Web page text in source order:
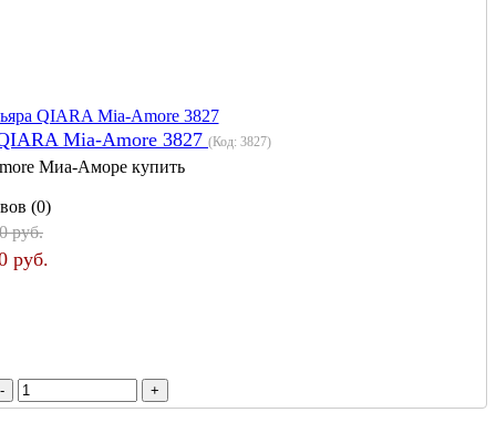
Mia-Amore 3827 (Код: 3827)
Миа-Аморе купить
(0)
руб.
руб.